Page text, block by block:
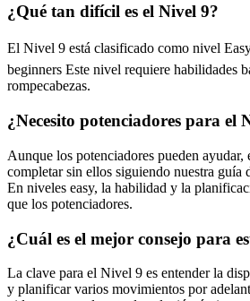
¿Qué tan difícil es el Nivel 9?
El Nivel 9 está clasificado como nivel
beginners Este nivel requiere habilidades
rompecabezas.
¿Necesito potenciadores para el
Aunque los potenciadores pueden ayudar,
completar sin ellos siguiendo nuestra guía
En niveles easy, la habilidad y la
que los potenciadores.
¿Cuál es el mejor consejo para
La clave para el Nivel 9 es entender la
y planificar varios movimientos por